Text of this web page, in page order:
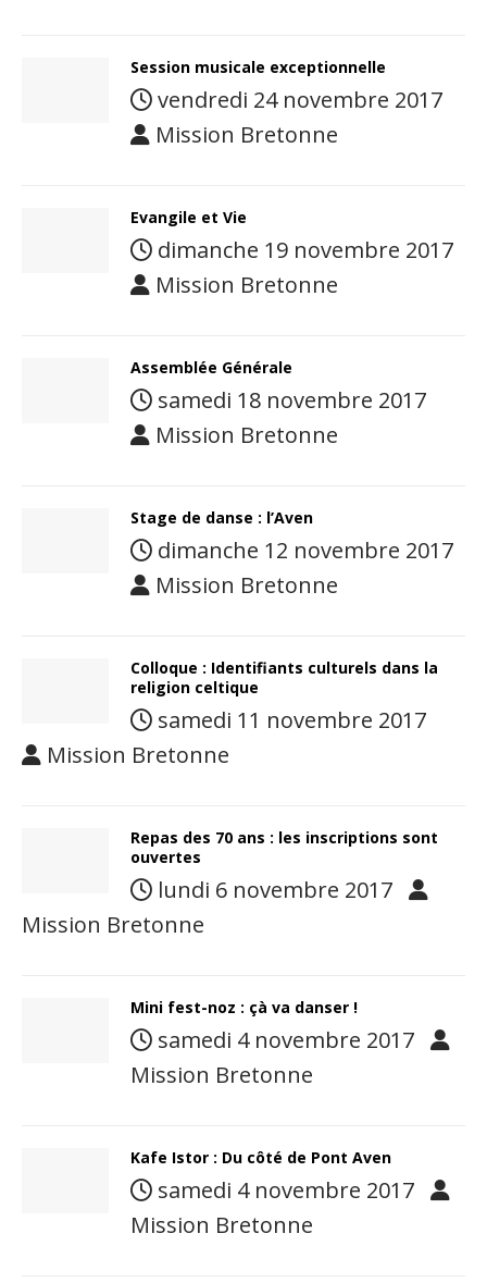
Session musicale exceptionnelle
vendredi 24 novembre 2017
Mission Bretonne
Evangile et Vie
dimanche 19 novembre 2017
Mission Bretonne
Assemblée Générale
samedi 18 novembre 2017
Mission Bretonne
Stage de danse : l’Aven
dimanche 12 novembre 2017
Mission Bretonne
Colloque : Identifiants culturels dans la
religion celtique
samedi 11 novembre 2017
Mission Bretonne
Repas des 70 ans : les inscriptions sont
ouvertes
lundi 6 novembre 2017
Mission Bretonne
Mini fest-noz : çà va danser !
samedi 4 novembre 2017
Mission Bretonne
Kafe Istor : Du côté de Pont Aven
samedi 4 novembre 2017
Mission Bretonne